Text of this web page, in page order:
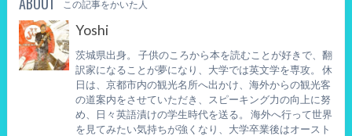
この記事をかいた人
Yoshi
茨城県出身。 子供のころから本を読むことが好きで、翻
訳家になることが夢になり、大学では英文学を専攻。 休
日は、京都市内の観光名所へ出かけ、海外からの観光客
の道案内をさせていただき、スピーキング力の向上に努
め、日々英語漬けの学生時代を送る。 海外へ行って世界
を見てみたい気持ちが強くなり、大学卒業後はオースト